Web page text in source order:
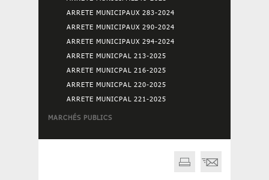
ARRETE MUNICIPAUX 283-2024
ARRETE MUNICIPAUX 290-2024
ARRETE MUNICIPAUX 294-2024
ARRETE MUNICPAL 213-2025
ARRETE MUNICPAL 216-2025
ARRETE MUNICPAL 220-2025
ARRETE MUNICPAL 221-2025
MARCHÉS PUBLICS